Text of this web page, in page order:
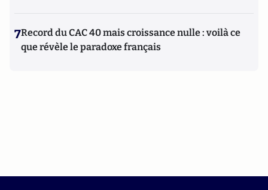
7Record du CAC 40 mais croissance nulle : voilà ce
que révèle le paradoxe français